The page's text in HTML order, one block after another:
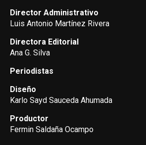
Director Administrativo
Luis Antonio Martínez Rivera
Directora Editorial
Ana G. Silva
Periodistas
Diseño
Karlo Sayd Sauceda Ahumada
Productor
Fermin Saldaña Ocampo